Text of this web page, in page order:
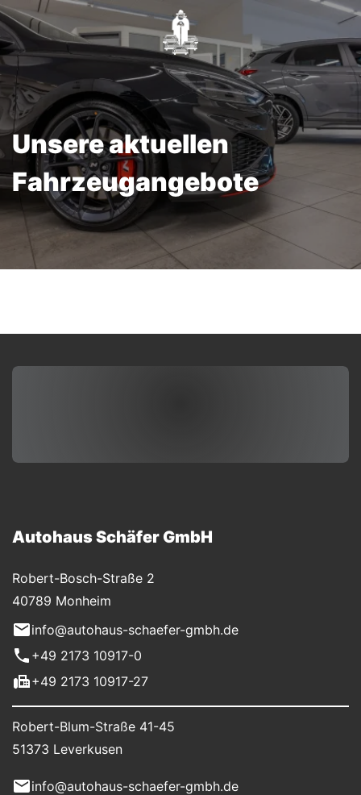
Unsere aktuellen
Fahrzeugangebote
Autohaus Schäfer GmbH
Robert-Bosch-Straße 2
40789 Monheim
info@autohaus-schaefer-gmbh.de
+49 2173 10917-0
+49 2173 10917-27
Robert-Blum-Straße 41-45
51373 Leverkusen
info@autohaus-schaefer-gmbh.de